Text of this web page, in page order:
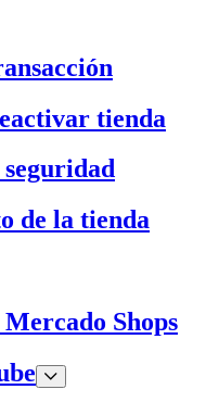
tienda
de la tienda
Shops